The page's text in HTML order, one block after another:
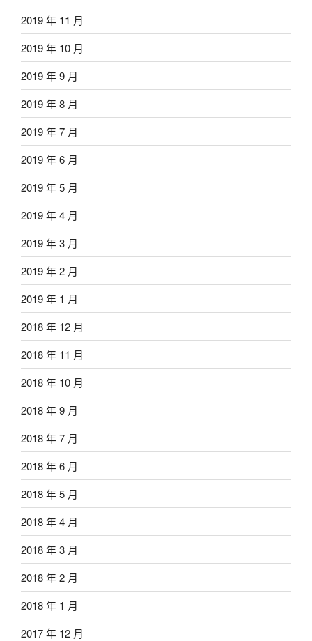
2019 年 11 月
2019 年 10 月
2019 年 9 月
2019 年 8 月
2019 年 7 月
2019 年 6 月
2019 年 5 月
2019 年 4 月
2019 年 3 月
2019 年 2 月
2019 年 1 月
2018 年 12 月
2018 年 11 月
2018 年 10 月
2018 年 9 月
2018 年 7 月
2018 年 6 月
2018 年 5 月
2018 年 4 月
2018 年 3 月
2018 年 2 月
2018 年 1 月
2017 年 12 月